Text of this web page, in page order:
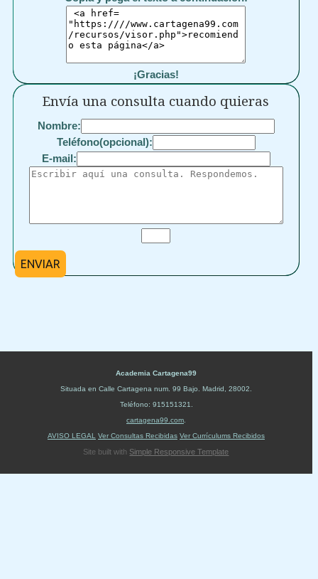
¡Gracias!
Envía una consulta cuando quieras
Nombre:
Teléfono(opcional):
E-mail:
ENVIAR
Academia Cartagena99
Situada en Calle Cartagena num. 99 Bajo Madrid 28002
Teléfono: 915151321
cartagena99.com
AVISO LEGAL
Ver Consultas Recibidas Ver Currículums Recibidos
Site built with Simple Responsive Template